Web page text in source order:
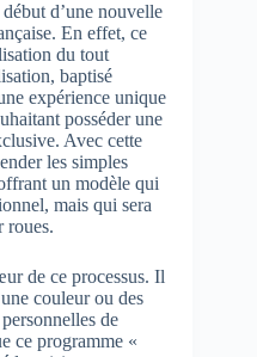
d’une nouvelle
En effet, ce
du tout
baptisé
expérience unique
posséder une
Avec cette
les simples
un modèle qui
mais qui sera
roues.
de ce processus. Il
couleur ou des
de
ce programme «